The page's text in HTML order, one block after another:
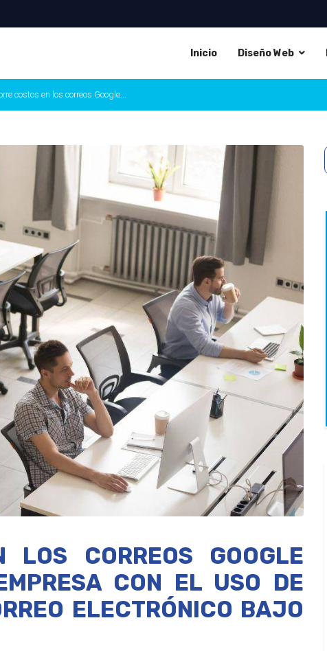
Inicio Diseño Web
costos en los correos Google...
LOS CORREOS GOOGLE
CON EL USO DE
ELECTRÓNICO BAJO